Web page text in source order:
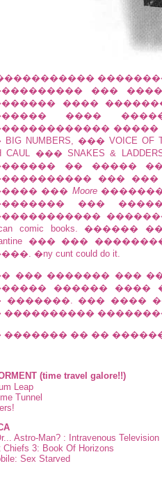
���
���� �������
����
NUMBERS, ��� VOICE
CAUL ��� SNAKES &
�� �����
���
��� Moore
���
comic books.
��� ���
�ny cunt could do it.
��� ������� ���
������ ����
�������. ��� ����
����������
������� �� ��
(time travel galore!!)
Leap
Tunnel
Astro-Man? : Intravenous Television
Chiefs 3: Book Of Horizons
Sex Starved